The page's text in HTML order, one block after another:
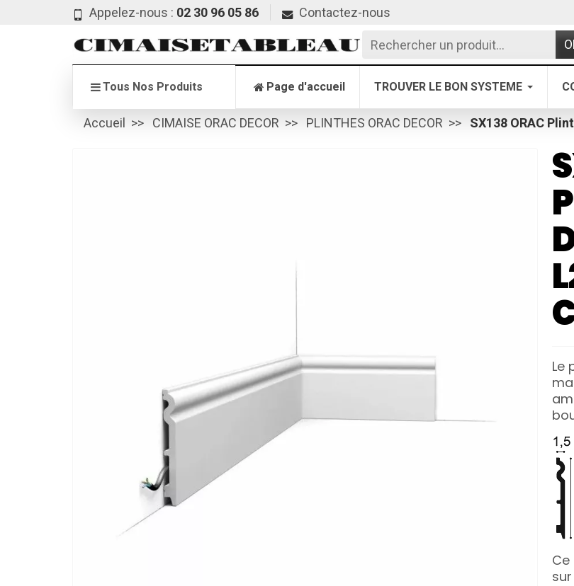
Appelez-nous : 02 30 96 05 86 Contactez-nous
Tous Nos Produits Page d'accueil TROUVER LE BON SYSTEME
Accueil CIMAISE ORAC DECOR PLINTHES ORAC DECOR SX138 ORAC
Le